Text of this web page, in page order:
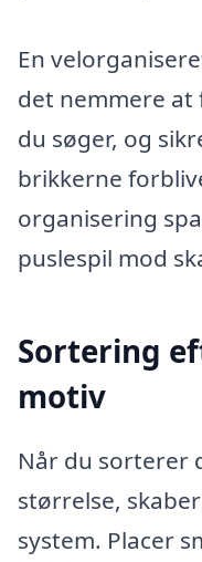
En
det nemmere at
du søger, og
brikkerne
organisering
puslespil mod
Sortering
motiv
Når du sorterer
størrelse,
system. Placer